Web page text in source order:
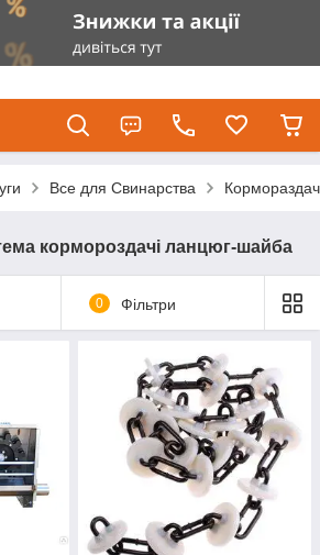
Все для Свинарства
кормороздачі ланцюг-шайба
0 Фільтри